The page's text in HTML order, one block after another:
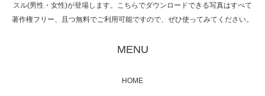
スル(男性・女性)が登場します。こちらでダウンロードできる写真はすべて
著作権フリー、且つ無料でご利用可能ですので、ぜひ使ってみてください。
MENU
HOME